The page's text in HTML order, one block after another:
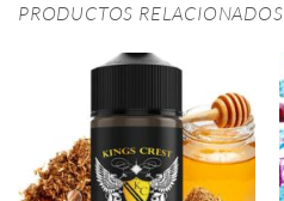
PRODUCTOS RELACIONADOS